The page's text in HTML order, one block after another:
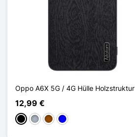
Oppo A6X 5G / 4G Hülle Holzstruktur
12,99 €
Schwarz
GrauBraunBlau